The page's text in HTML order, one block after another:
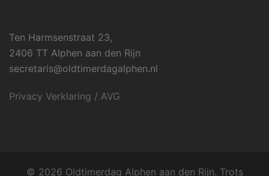
Ten Harmsenstraat 23,
2406 TT Alphen aan den Rijn
secretaris@oldtimerdagalphen.nl
Privacy Verklaring / AVG
© 2026 Oldtimerdag Alphen aan den Rijn. Trots